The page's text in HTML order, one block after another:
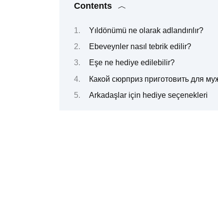
Contents
Yıldönümü ne olarak adlandırılır?
Ebeveynler nasıl tebrik edilir?
Eşe ne hediye edilebilir?
Какой сюрприз приготовить для
Arkadaşlar için hediye seçenekleri